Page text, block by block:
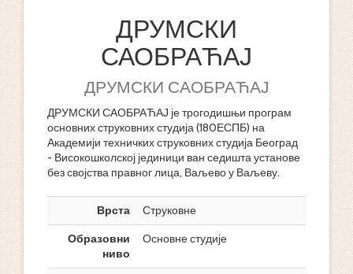
ДРУМСКИ
САОБРАЋАЈ
ДРУМСКИ САОБРАЋАЈ
ДРУМСКИ САОБРАЋАЈ је трогодишњи програм
основних струковних студија (180ЕСПБ) на
Академији техничких струковних студија Београд
- Високошколској јединици ван седишта установе
без својства правног лица, Ваљево у Ваљеву.
Врста
Струковне
Образовни
ниво
Основне студије